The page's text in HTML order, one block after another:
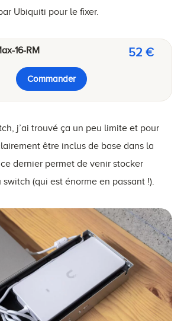
Ubiquiti pour le fixer.
16-RM 52 €
Commander
j’ai trouvé ça un peu limite et pour
être inclus de base dans la
dernier permet de venir stocker
switch (qui est énorme en passant !).